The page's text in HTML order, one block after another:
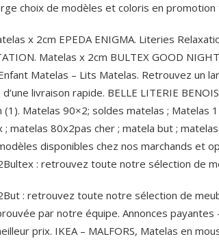
choix de modèles et coloris en promotion
x 2cm EPEDA ENIGMA. Literies
Matelas x 2cm BULTEX GOOD
Matelas – Lits Matelas. Retrouvez un
livraison rapide. BELLE LITERIE
(1). Matelas 90×2; soldes matelas ; Matelas
; matelas 80x2pas cher ; matela but ;
disponibles chez nos marchands et
: retrouvez toute notre sélection de
: retrouvez toute notre sélection de
par notre équipe. Annonces payantes
prix. IKEA – MALFORS, Matelas en